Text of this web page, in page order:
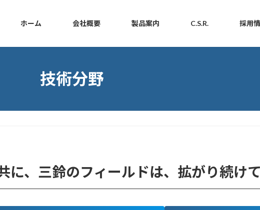
ホーム 会社概要 製品案内 C.S.R. 採用
技術分野
、三鈴のフィールドは、拡がり続けて